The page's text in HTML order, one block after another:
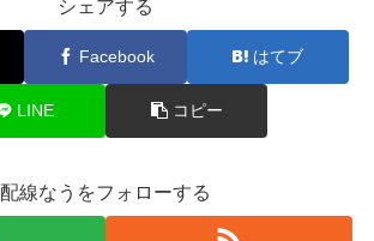
シェアする
Facebook はてブ
LINE コピー
配線なうをフォローする